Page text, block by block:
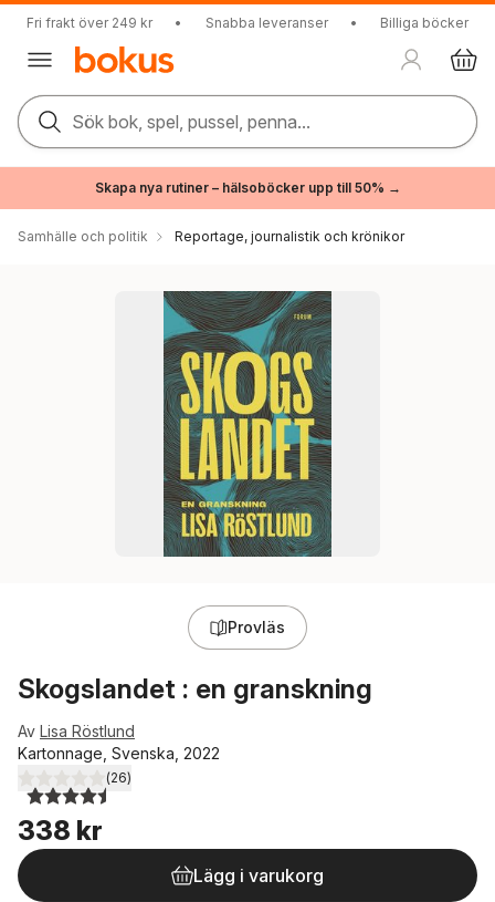
Fri frakt över 249 kr • Snabba leveranser • Billiga böcker
Sök bok, spel, pussel, penna...
Skapa nya rutiner – hälsoböcker upp till 50% →
Samhälle och politik Reportage, journalistik och krönikor
Provläs
Skogslandet : en granskning
Av Lisa Röstlund
Kartonnage, Svenska, 2022
4,5utav 5 stjärnor. Totalt antal röster:
(26)
338 kr
Lägg i varukorg